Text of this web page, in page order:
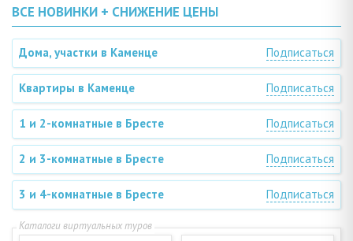
ВСЕ НОВИНКИ + СНИЖЕНИЕ ЦЕНЫ
Дома, участки в Каменце Подписаться
Квартиры в Каменце Подписаться
1 и 2-комнатные в Бресте Подписаться
2 и 3-комнатные в Бресте Подписаться
3 и 4-комнатные в Бресте Подписаться